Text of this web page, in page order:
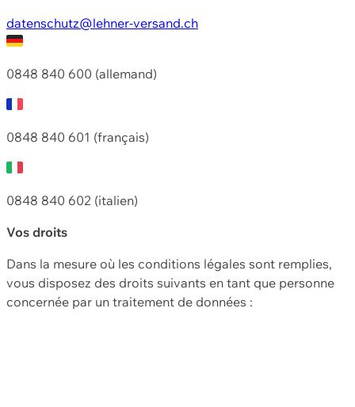
datenschutz@lehner-versand.ch
0848 840 600 (allemand)
0848 840 601 (français)
0848 840 602 (italien)
Vos droits
Dans la mesure où les conditions légales sont remplies,
vous disposez des droits suivants en tant que personne
concernée par un traitement de données :